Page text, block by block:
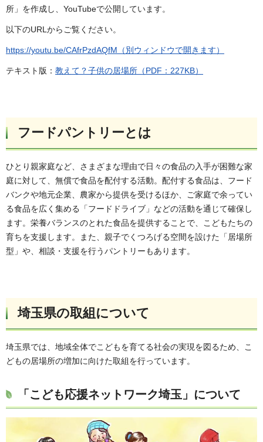
所」を作成し、YouTubeで公開しています。
以下のURLからご覧ください。
https://youtu.be/CAfrPzdAQfM（別ウィンドウで開きます）
テキスト版： 教えて？子供の居場所（PDF：227KB）
フードパントリーとは
ひとり親家庭など、さまざまな理由で日々の食品の入手が困難な家
庭に対して、無償で食品を配付する活動。配付する食品は、フード
バンクや地元企業、農家から提供を受けるほか、ご家庭で余ってい
る食品を広く集める「フードドライブ」などの活動を通じて確保し
ます。栄養バランスのとれた食品を提供することで、こどもたちの
育ちを支援します。また、親子でくつろげる空間を設けた「居場所
型」や、相談・支援を行うパントリーもあります。
埼玉県の取組について
埼玉県では、地域全体でこどもを育てる社会の実現を図るため、こ
どもの居場所の増加に向けた取組を行っています。
「こども応援ネットワーク埼玉」について